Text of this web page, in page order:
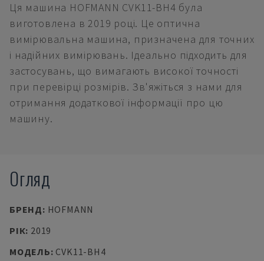
Ця машина HOFMANN CVK11-BH4 була
виготовлена в 2019 році. Це оптична
вимірювальна машина, призначена для точних
і надійних вимірювань. Ідеально підходить для
застосувань, що вимагають високої точності
при перевірці розмірів. Зв'яжіться з нами для
отримання додаткової інформації про цю
машину.
Огляд
БРЕНД: HOFMANN
РІК: 2019
МОДЕЛЬ: CVK11-BH4